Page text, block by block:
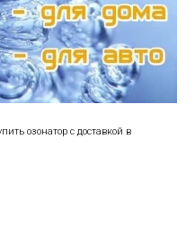
озонатор с доставкой в